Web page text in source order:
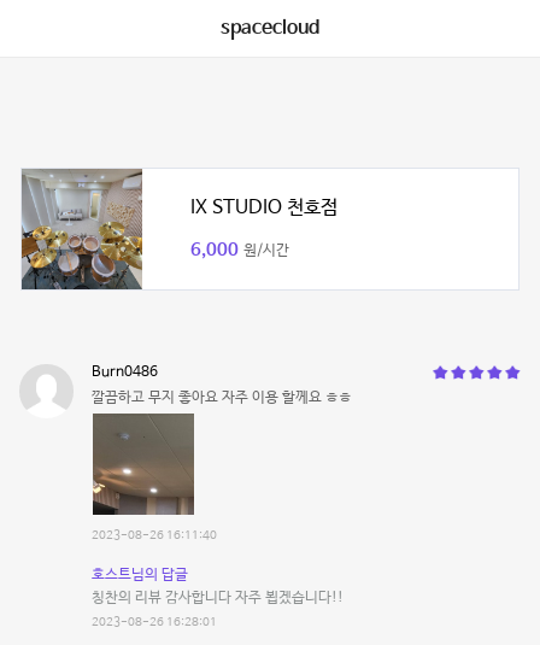
spacecloud
IX STUDIO 천호점
6,000 원/시간
Burn0486
깔끔하고 무지 좋아요 자주 이용 할께요 ㅎㅎ
2023-08-26 16:11:40
호스트님의 답글
칭찬의 리뷰 감사합니다 자주 뵙겠습니다!!
2023-08-26 16:28:01